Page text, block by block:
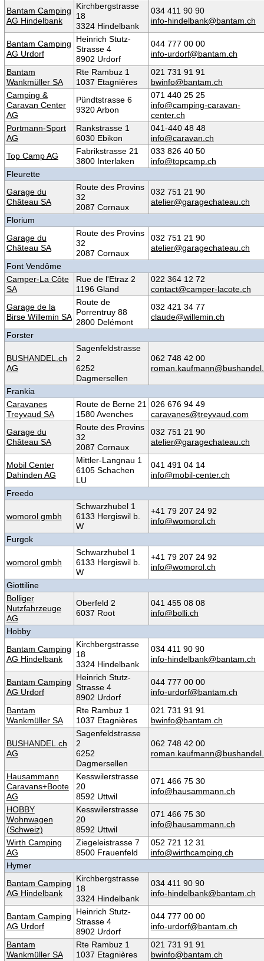
Bantam Camping
AG Hindelbank
Kirchbergstrasse
18
3324 Hindelbank
034 411 90 90
info-hindelbank@bantam.ch
Bantam Camping
AG Urdorf
Heinrich Stutz-
Strasse 4
8902 Urdorf
044 777 00 00
info-urdorf@bantam.ch
Bantam
Wankmüller SA
Rte Rambuz 1
1037 Etagnières
021 731 91 91
bwinfo@bantam.ch
Camping &
Caravan Center
AG
Pündtstrasse 6
9320 Arbon
071 440 25 25
info@camping-caravan-
center.ch
Portmann-Sport
AG
Rankstrasse 1
6030 Ebikon
041-440 48 48
info@caravan.ch
Top Camp AG
Fabrikstrasse 21
3800 Interlaken
033 826 40 50
info@topcamp.ch
Fleurette
Garage du
Château SA
Route des Provins
32
2087 Cornaux
032 751 21 90
atelier@garagechateau.ch
Florium
Garage du
Château SA
Route des Provins
32
2087 Cornaux
032 751 21 90
atelier@garagechateau.ch
Font Vendôme
Camper-La Côte
SA
Rue de l'Etraz 2
1196 Gland
022 364 12 72
contact@camper-lacote.ch
Garage de la
Birse Willemin SA
Route de
Porrentruy 88
2800 Delémont
032 421 34 77
claude@willemin.ch
Forster
BUSHANDEL.ch
AG
Sagenfeldstrasse
2
6252
Dagmersellen
062 748 42 00
Frankia
Caravanes
Treyvaud SA
Route de Berne 21
1580 Avenches
026 676 94 49
caravanes@treyvaud.com
Garage du
Château SA
Route des Provins
32
2087 Cornaux
032 751 21 90
atelier@garagechateau.ch
Mobil Center
Dahinden AG
Mittler-Langnau 1
6105 Schachen
LU
041 491 04 14
info@mobil-center.ch
Freedo
womorol gmbh
Schwarzhubel 1
6133 Hergiswil b.
W
+41 79 207 24 92
info@womorol.ch
Furgok
womorol gmbh
Schwarzhubel 1
6133 Hergiswil b.
W
+41 79 207 24 92
info@womorol.ch
Giottiline
Bolliger
Nutzfahrzeuge
AG
Oberfeld 2
6037 Root
041 455 08 08
info@bolli.ch
Hobby
Bantam Camping
AG Hindelbank
Kirchbergstrasse
18
3324 Hindelbank
034 411 90 90
info-hindelbank@bantam.ch
Bantam Camping
AG Urdorf
Heinrich Stutz-
Strasse 4
8902 Urdorf
044 777 00 00
info-urdorf@bantam.ch
Bantam
Wankmüller SA
Rte Rambuz 1
1037 Etagnières
021 731 91 91
bwinfo@bantam.ch
BUSHANDEL.ch
AG
Sagenfeldstrasse
2
6252
Dagmersellen
062 748 42 00
Hausammann
Caravans+Boote
AG
Kesswilerstrasse
20
8592 Uttwil
071 466 75 30
info@hausammann.ch
HOBBY
Wohnwagen
(Schweiz)
Kesswilerstrasse
20
8592 Uttwil
071 466 75 30
info@hausammann.ch
Wirth Camping
AG
Ziegeleistrasse 7
8500 Frauenfeld
052 721 12 31
info@wirthcamping.ch
Hymer
Bantam Camping
AG Hindelbank
Kirchbergstrasse
18
3324 Hindelbank
034 411 90 90
info-hindelbank@bantam.ch
Bantam Camping
AG Urdorf
Heinrich Stutz-
Strasse 4
8902 Urdorf
044 777 00 00
info-urdorf@bantam.ch
Bantam
Wankmüller SA
Rte Rambuz 1
1037 Etagnières
021 731 91 91
bwinfo@bantam.ch